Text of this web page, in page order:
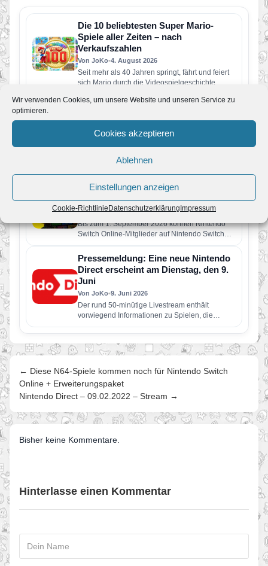
Wir verwenden Cookies, um unsere Website und unseren Service zu
optimieren.
Cookies akzeptieren
Ablehnen
Einstellungen anzeigen
Cookie-RichtlinieDatenschutzerklärungImpressum
Die 10 beliebtesten Super Mario-
Spiele aller Zeiten – nach
Verkaufszahlen
Von JoKo•4. August 2026
Seit mehr als 40 Jahren springt, fährt und feiert
sich Mario durch die Videospielgeschichte.
Nintendo Classics: Vier neue Retro-
Spiele ab sofort verfügbar – Wario
Land kehrt zurück
weitere Retro-Klassiker erweitert. Neu verfügbar
sind die folgenden Spiele: Wario Land: Super…
Das zeitlich begrenzte DK Challenge-
Event läuft jetzt!
Von JoKo•10. Juni 2026
Bis zum 1. September 2026 können Nintendo
Switch Online-Mitglieder auf Nintendo Switch
2 durch das Abschließen spielinterner
Herausforderungen in einer Reihe…
Pressemeldung: Eine neue Nintendo
Direct erscheint am Dienstag, den 9.
Juni
Von JoKo•9. Juni 2026
Der rund 50-minütige Livestream enthält
vorwiegend Informationen zu Spielen, die
dieses Jahr für Nintendo Switch 2 und Nintendo
Switch erscheinen…
← Diese N64-Spiele kommen noch für Nintendo Switch
Online + Erweiterungspaket
Nintendo Direct – 09.02.2022 – Stream →
Bisher keine Kommentare.
Hinterlasse einen Kommentar